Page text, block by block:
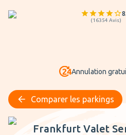
(16354 Avis)
Annulation
Comparer les parkings
Frankfurt Valet Service
Frankfurt Valet